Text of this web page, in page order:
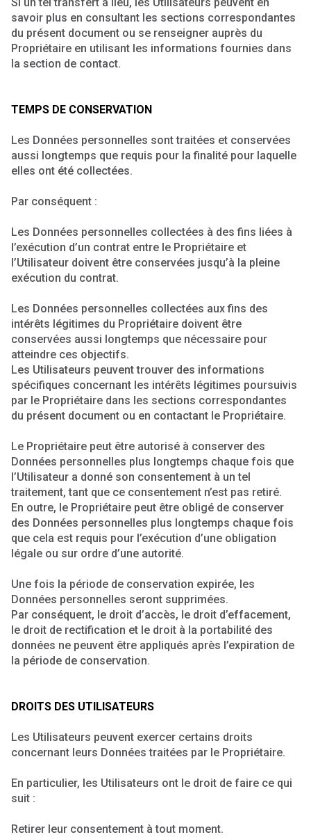
savoir plus en consultant les sections correspondantes
du présent document ou se renseigner auprès du
Propriétaire en utilisant les informations fournies dans
la section de contact.
TEMPS DE CONSERVATION
Les Données personnelles sont traitées et conservées
aussi longtemps que requis pour la finalité pour laquelle
elles ont été collectées.
Par conséquent :
Les Données personnelles collectées à des fins liées à
l’exécution d’un contrat entre le Propriétaire et
l’Utilisateur doivent être conservées jusqu’à la pleine
exécution du contrat.
Les Données personnelles collectées aux fins des
intérêts légitimes du Propriétaire doivent être
conservées aussi longtemps que nécessaire pour
atteindre ces objectifs.
Les Utilisateurs peuvent trouver des informations
spécifiques concernant les intérêts légitimes poursuivis
par le Propriétaire dans les sections correspondantes
du présent document ou en contactant le Propriétaire.
Le Propriétaire peut être autorisé à conserver des
Données personnelles plus longtemps chaque fois que
l’Utilisateur a donné son consentement à un tel
traitement, tant que ce consentement n’est pas retiré.
En outre, le Propriétaire peut être obligé de conserver
des Données personnelles plus longtemps chaque fois
que cela est requis pour l’exécution d’une obligation
légale ou sur ordre d’une autorité.
Une fois la période de conservation expirée, les
Données personnelles seront supprimées.
Par conséquent, le droit d’accès, le droit d’effacement,
le droit de rectification et le droit à la portabilité des
données ne peuvent être appliqués après l’expiration de
la période de conservation.
DROITS DES UTILISATEURS
Les Utilisateurs peuvent exercer certains droits
concernant leurs Données traitées par le Propriétaire.
En particulier, les Utilisateurs ont le droit de faire ce qui
suit :
Retirer leur consentement à tout moment.